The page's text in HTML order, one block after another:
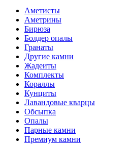
Аметисты
Аметрины
Бирюза
Болдер опалы
Гранаты
Другие камни
Жадеиты
Комплекты
Кораллы
Кунциты
Лавандовые кварцы
Обсыпка
Опалы
Парные камни
Премиум камни